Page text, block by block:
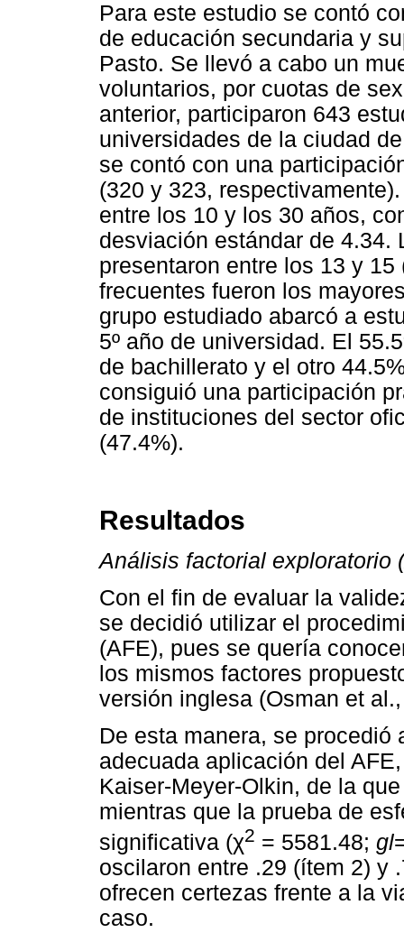
Para este estudio se contó
de educación secundaria y
Pasto. Se llevó a cabo un
voluntarios, por cuotas de
anterior, participaron 643
universidades de la ciudad
se contó con una
(320 y 323,
entre los 10 y los 30 años,
desviación estándar de 4.34.
presentaron entre los 13 y
frecuentes fueron los
grupo estudiado abarcó a
5º año de universidad. El
de bachillerato y el otro
consiguió una participación
de instituciones del sector
(47.4%).
Resultados
Análisis factorial exploratorio
Con el fin de evaluar la
se decidió utilizar el
(AFE), pues se quería
los mismos factores
versión inglesa (Osman et
De esta manera, se procedió
adecuada aplicación del
Kaiser-Meyer-Olkin, de la
mientras que la prueba de
significativa (χ2 = 5581.48; gl
oscilaron entre .29 (ítem 2) y
ofrecen certezas frente a la
caso.